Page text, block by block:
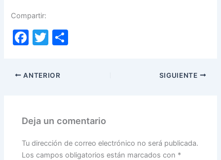
Compartir:
F
c
e
o
o
k
T
itt
er
tir
ANTERIOR SIGUIENTE
Deja un comentario
Tu dirección de correo electrónico no será publicada.
Los campos obligatorios están marcados con *